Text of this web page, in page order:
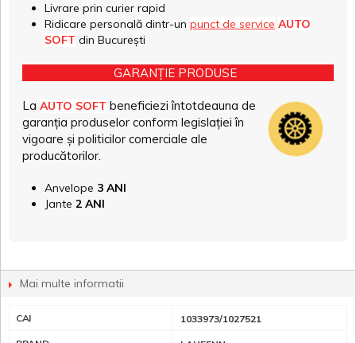
Livrare prin curier rapid
Ridicare personală dintr-un punct de service AUTO
SOFT din București
GARANȚIE PRODUSE
La AUTO SOFT beneficiezi întotdeauna de
garanția produselor conform legislației în
vigoare și politicilor comerciale ale
producătorilor.
Anvelope 3 ANI
Jante 2 ANI
Mai multe informatii
CAI 1033973/1027521